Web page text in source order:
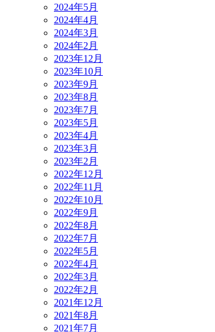
2024年5月
2024年4月
2024年3月
2024年2月
2023年12月
2023年10月
2023年9月
2023年8月
2023年7月
2023年5月
2023年4月
2023年3月
2023年2月
2022年12月
2022年11月
2022年10月
2022年9月
2022年8月
2022年7月
2022年5月
2022年4月
2022年3月
2022年2月
2021年12月
2021年8月
2021年7月